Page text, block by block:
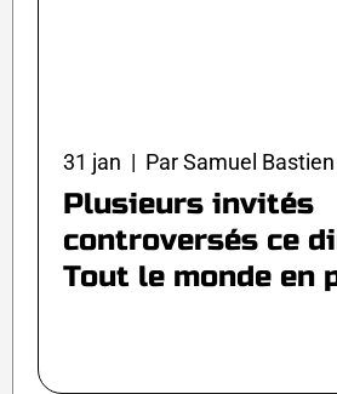
31 jan | Par Samuel Bastien
Plusieurs invités
controversés ce
Tout le monde en